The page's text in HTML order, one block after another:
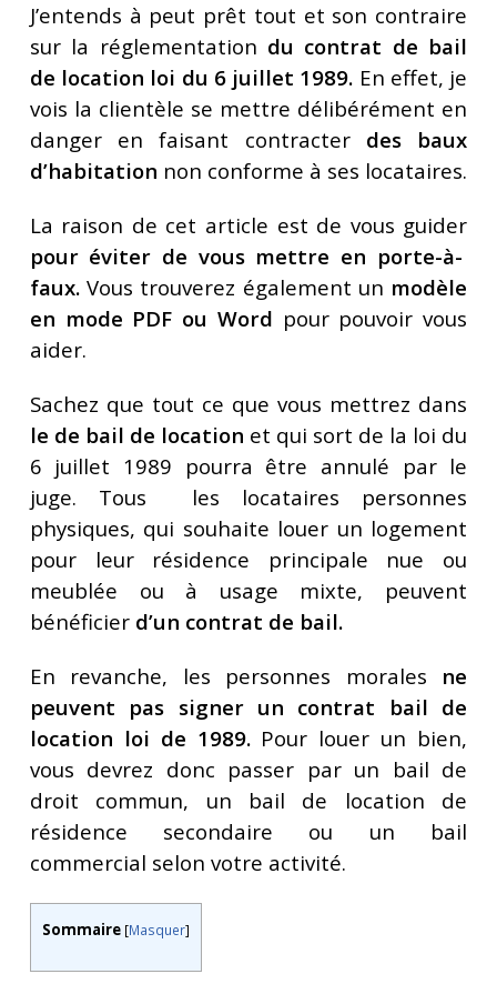
J’entends à peut prêt tout et son contraire
sur la réglementation du contrat de bail
de location loi du 6 juillet 1989. En effet, je
vois la clientèle se mettre délibérément en
danger en faisant contracter des baux
d’habitation non conforme à ses locataires.
La raison de cet article est de vous guider
pour éviter de vous mettre en porte-à-
faux.Vous trouverez également un modèle
en mode PDF ou Word pour pouvoir vous
aider.
Sachez que tout ce que vous mettrez dans
le de bail de location et qui sort de la loi du
6 juillet 1989 pourra être annulé par le
juge. Tous les locataires personnes
physiques, qui souhaite louer un logement
pour leur résidence principale nue ou
meublée ou à usage mixte, peuvent
bénéficier d’un contrat de bail.
En revanche, les personnes morales ne
peuvent pas signer un contrat bail de
location loi de 1989.Pour louer un bien,
vous devrez donc passer par un bail de
droit commun, un bail de location de
résidence secondaire ou un bail
commercial selon votre activité.
Sommaire [Masquer]